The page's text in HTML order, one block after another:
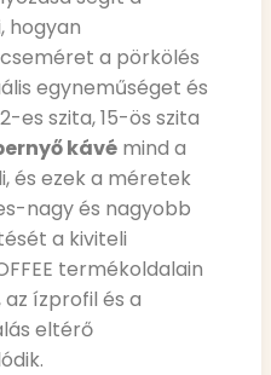
hogyan
a pörkölés
egyneműséget és
es szita, 15-ös szita
kávé mind a
és ezek a méretek
nagy és nagyobb
a kiviteli
termékoldalain
ízprofil és a
eltérő